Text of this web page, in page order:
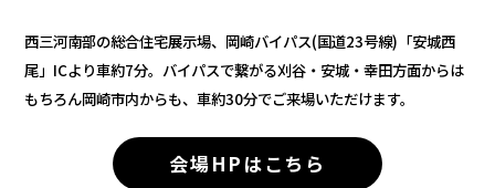
西三河南部の総合住宅展示場、岡崎バイパス(国道23号線)「安城西
尾」ICより車約7分。バイパスで繋がる刈谷・安城・幸田方面からは
もちろん岡崎市内からも、車約30分でご来場いただけます。
会場HPはこちら